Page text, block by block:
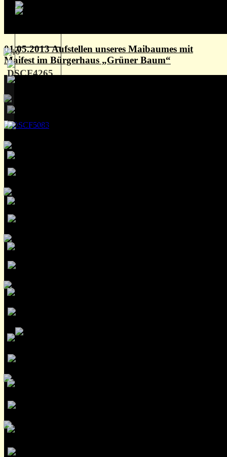
01.05.2013 Aufstellen unseres Maibaumes mit
Maifest im Bürgerhaus „Grüner Baum“